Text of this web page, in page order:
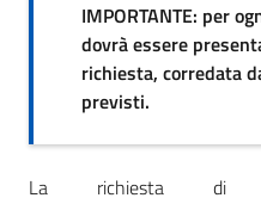
IMPORTANTE: per
dovrà essere
richiesta, corredata
previsti.
La richiesta di